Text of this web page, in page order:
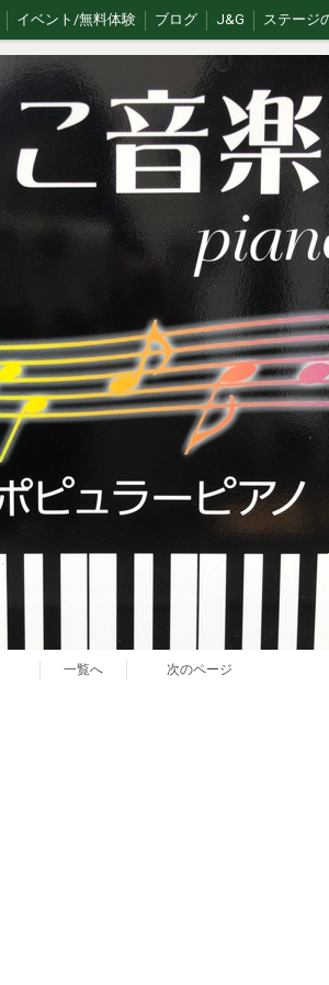
イベント/無料体験 ブログ J&G ステージ
一覧へ 次のページ